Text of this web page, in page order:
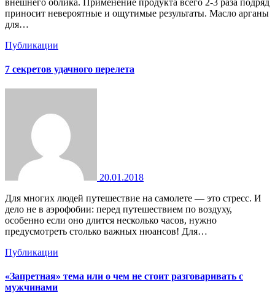
внешнего облика. Применение продукта всего 2-3 раза подряд
приносит невероятные и ощутимые результаты. Масло арганы
для…
Публикации
7 секретов удачного перелета
20.01.2018
Для многих людей путешествие на самолете — это стресс. И
дело не в аэрофобии: перед путешествием по воздуху,
особенно если оно длится несколько часов, нужно
предусмотреть столько важных нюансов! Для…
Публикации
«Запретная» тема или о чем не стоит разговаривать с
мужчинами